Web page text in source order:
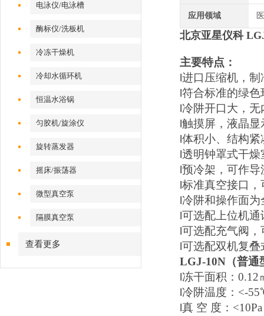
电泳仪/电泳槽
酶标仪/洗板机
冷冻干燥机
冷却水循环机
恒温水浴锅
匀胶机/旋涂仪
旋转蒸发器
摇床/振荡器
微型真空泵
隔膜真空泵
查看更多
应用领域
北京亚星仪科
主要特点：
l进口压缩机，
l符合标准的绿色
l冷阱开口大，
l触摸屏，液晶
l体积小、结构
l透明钟罩式干
l预冷架，可作
l标准真空接口
l冷阱和操作面
l可选配上位机通
l可选配充气阀
l可选配双机复
LGJ-10N（普通
l冻干面积：0.12
l冷阱温度：<-
l真 空 度：